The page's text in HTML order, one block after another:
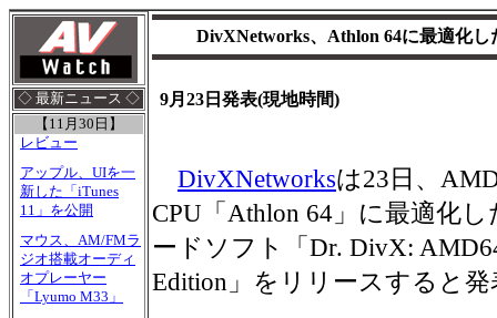
◇ 最新ニュース ◇
【11月30日】
レビュー
アップル、UIを一
新した「iTunes
11」を公開
マウス、AM/FMラ
ジオ搭載オーディ
オプレーヤー
「Lyumo M33」
DivXNetworks、Athlon 64に最適化
9月23日発表(現地時間)
DivXNetworksは23日、
CPU「Athlon 64」に最適化
ードソフト「Dr. DivX:
Edition」をリリースすると